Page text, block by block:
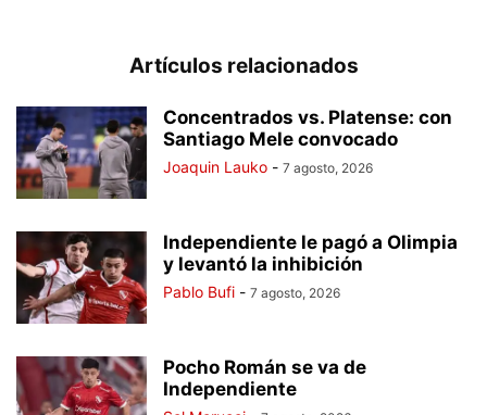
Artículos relacionados
Concentrados vs. Platense: con
Santiago Mele convocado
Joaquin Lauko - 7 agosto, 2026
Independiente le pagó a Olimpia
y levantó la inhibición
Pablo Bufi - 7 agosto, 2026
Pocho Román se va de
Independiente